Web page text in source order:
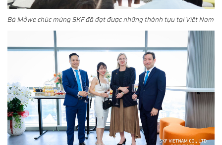
Bà Måwe chúc mừng SKF đã đạt được những thành tựu tại Việt Nam